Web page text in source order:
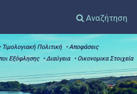
Αναζήτηση
• Τιμολογιακή Πολιτική
• Αποφάσεις
Εξόφλησης • Διαύγεια
• Οικονομικα Στοιχεία